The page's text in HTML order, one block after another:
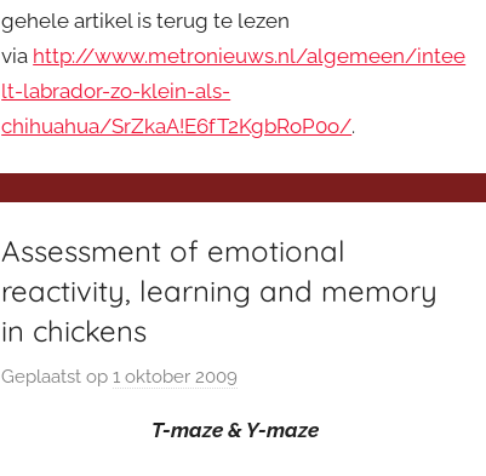
gehele artikel is terug te lezen
via http://www.metronieuws.nl/algemeen/intee
lt-labrador-zo-klein-als-
chihuahua/SrZkaA!E6fT2KgbRoP0o/.
Assessment of emotional
reactivity, learning and memory
in chickens
Geplaatst op1 oktober 2009
o
T-maze & Y-maze